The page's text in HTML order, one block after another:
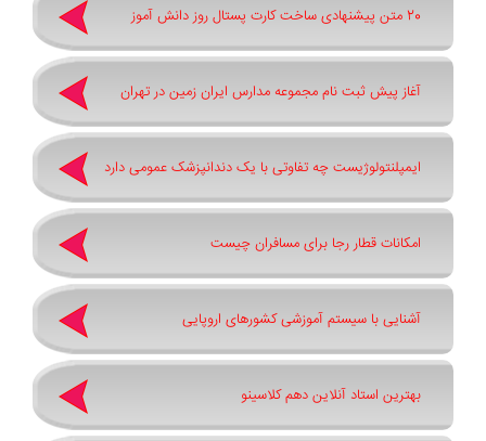
20 متن پیشنهادی ساخت کارت پستال روز دانش آموز
آغاز پیش ثبت‌ نام مجموعه مدارس ایران زمین در تهران
ایمپلنتولوژیست چه تفاوتی با یک دندانپزشک عمومی دارد
امکانات قطار رجا برای مسافران چیست
آشنایی با سیستم آموزشی کشورهای اروپایی
بهترین استاد آنلاین دهم کلاسینو